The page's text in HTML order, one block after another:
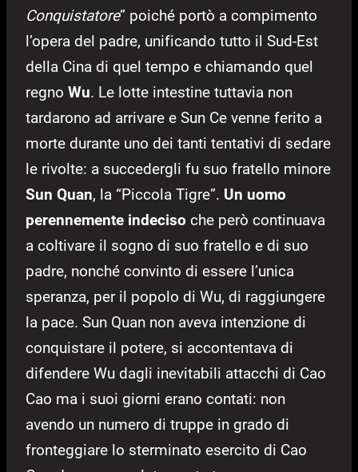
Conquistatore” poiché portò a compimento
l’opera del padre, unificando tutto il Sud-Est
della Cina di quel tempo e chiamando quel
regno Wu. Le lotte intestine tuttavia non
tardarono ad arrivare e Sun Ce venne ferito a
morte durante uno dei tanti tentativi di sedare
le rivolte: a succedergli fu suo fratello minore
Sun Quan, la “Piccola Tigre”. Un uomo
perennemente indeciso che però continuava
a coltivare il sogno di suo fratello e di suo
padre, nonché convinto di essere l’unica
speranza, per il popolo di Wu, di raggiungere
la pace. Sun Quan non aveva intenzione di
conquistare il potere, si accontentava di
difendere Wu dagli inevitabili attacchi di Cao
Cao ma i suoi giorni erano contati: non
avendo un numero di truppe in grado di
fronteggiare lo sterminato esercito di Cao